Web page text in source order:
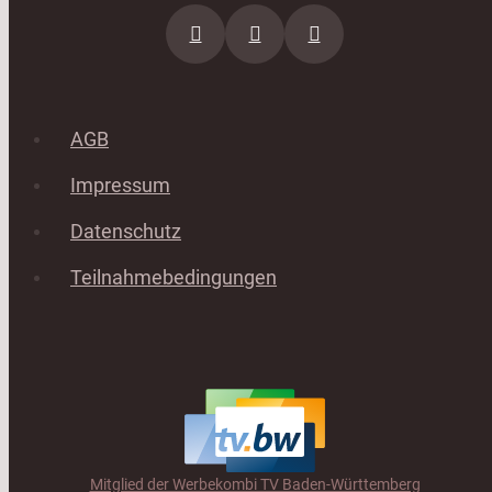
AGB
Impressum
Datenschutz
Teilnahmebedingungen
Mitglied der Werbekombi TV Baden-Württemberg